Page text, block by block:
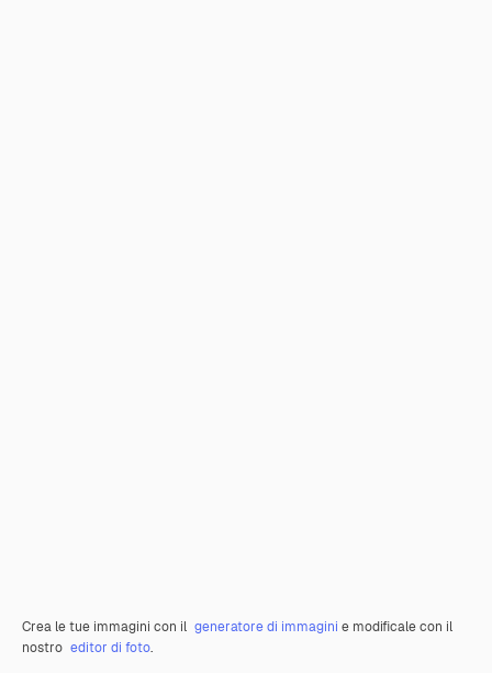
Crea le tue immagini con il generatore di immagini e modificale con il
nostro editor di foto.